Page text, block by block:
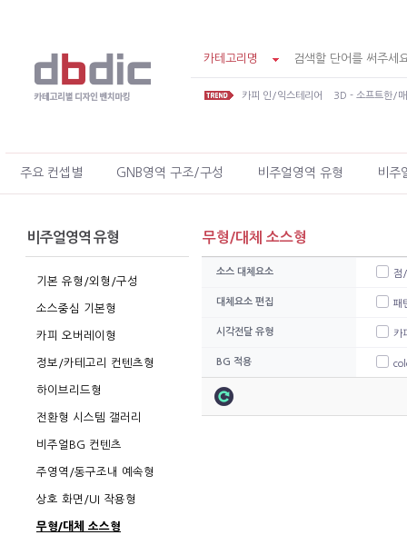
카테고리명
카피 인/익스테리어 3D - 소프트한/
주요 컨셉별 GNB영역 구조/구성 비주얼영역 유형 비주
비주얼영역 유형
기본 유형/외형/구성
소스중심 기본형
카피 오버레이형
정보/카테고리 컨텐츠형
하이브리드형
전환형 시스템 갤러리
비주얼BG 컨텐츠
주영역/동구조내 예속형
상호 화면/UI 작용형
무형/대체 소스형
무형/대체 소스형
소스 대체요소 점
대체요소 편집 패
시각전달 유형 카
BG 적용